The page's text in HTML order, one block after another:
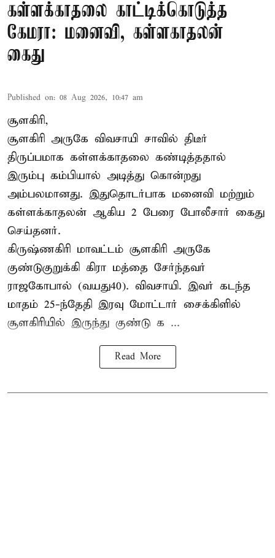
கள்ளக்காதலை காட்டிக்கொடுத்த
கேமரா: மனைவி, கள்ளகாதலன்
கைது
Published on: 08 Aug 2026, 10:47 am
சூளகிரி,
சூளகிரி அருகே விவசாயி சாவில் திடீர்
திருப்பமாக கள்ளக்காதலை கண்டித்ததால்
இரும்பு கம்பியால் அடித்து கொன்றது
அம்பலமானது. இதுதொடர்பாக மனைவி மற்றும்
கள்ளக்காதலன் ஆகிய 2 பேரை போலீசார் கைது
செய்தனர்.
கிருஷ்ணகிரி மாவட்டம் சூளகிரி அருகே
குண்டுகுறுக்கி கிரா மத்தை சேர்ந்தவர்
ராஜகோபால் (வயது40). விவசாயி. இவர் கடந்த
மாதம் 25-ந்தேதி இரவு மோட்டார் சைக்கிளில்
சூளகிரியில் இருந்து குண்டு க ...
Read More